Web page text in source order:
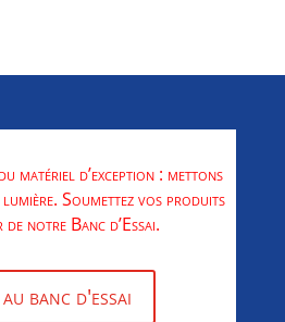
matériel d’exception : mettons
Soumettez vos produits
notre Banc d’Essai.
banc d'essai